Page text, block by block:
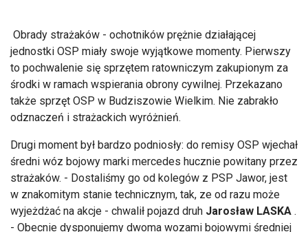
Obrady strażaków - ochotników prężnie działającej
jednostki OSP miały swoje wyjątkowe momenty. Pierwszy
to pochwalenie się sprzętem ratowniczym zakupionym za
środki w ramach wspierania obrony cywilnej. Przekazano
także sprzęt OSP w Budziszowie Wielkim. Nie zabrakło
odznaczeń i strażackich wyróżnień.
Drugi moment był bardzo podniosły: do remisy OSP wjechał
średni wóz bojowy marki mercedes hucznie powitany przez
strażaków. - Dostaliśmy go od kolegów z PSP Jawor, jest
w znakomitym stanie technicznym, tak, ze od razu może
wyjeżdżać na akcje - chwalił pojazd druh Jarosław LASKA .
- Obecnie dysponujemy dwoma wozami bojowymi średniej